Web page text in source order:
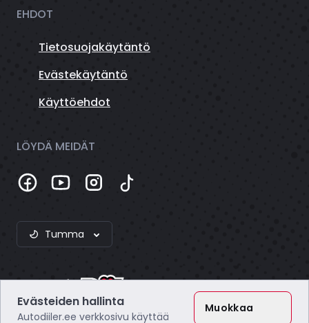
EHDOT
Tietosuojakäytäntö
Evästekäytäntö
Käyttöehdot
LÖYDÄ MEIDÄT
Tumma
Evästeiden hallinta
Autodiiler.ee verkkosivu käyttää
Muokkaa